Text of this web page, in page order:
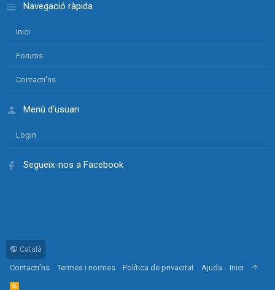
Navegació ràpida
Inici
Forums
Contacti'ns
Menú d'usuari
Login
Segueix-nos a Facebook
Català
Contacti'ns
Termes i normes Política de privacitat Ajuda Inici
R